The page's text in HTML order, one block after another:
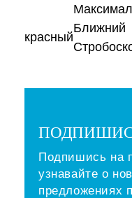
красный
Ближний
Подпишись на
узнавайте о
предложениях